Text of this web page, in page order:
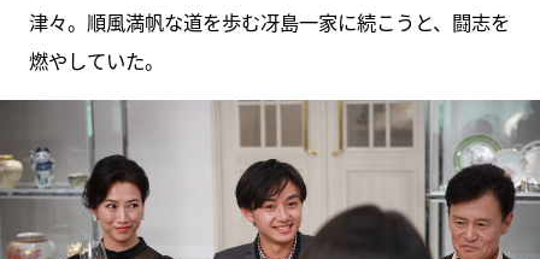
津々。順風満帆な道を歩む冴島一家に続こうと、闘志を
燃やしていた。